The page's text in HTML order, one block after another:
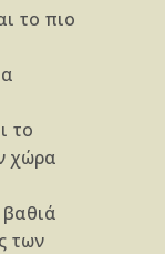
το πιο
το
χώρα
των